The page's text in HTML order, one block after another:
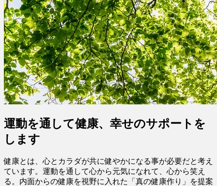
運動を通して健康、幸せのサポートを
します
健康とは、心とカラダが共に健やかになる事が必要だと考え
ています。運動を通して心から元気になれて、心から笑え
る。内面からの健康を視野に入れた「真の健康作り」を提案